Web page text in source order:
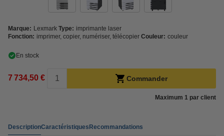
Marque: Lexmark Type: imprimante laser
Fonction: imprimer, copier, numériser, télécopier Couleur: couleur
En stock
7 734,50 € Commander
Maximum 1 par client
DescriptionCaractéristiquesRecommandations